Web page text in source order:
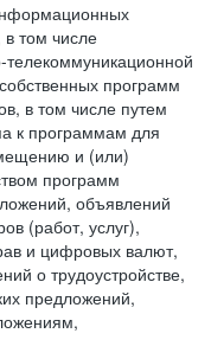
в том числе
программ
в том числе путем
к программам для
и (или)
программ
объявлений
(работ, услуг),
и цифровых валют,
о трудоустройстве,
предложений,